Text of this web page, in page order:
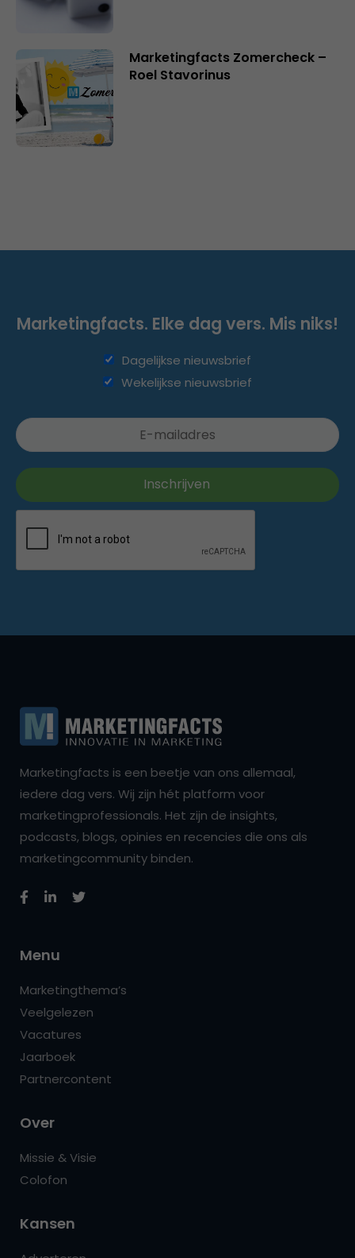
Marketingfacts Zomercheck –
Roel Stavorinus
Marketingfacts. Elke dag vers. Mis niks!
Dagelijkse nieuwsbrief
Wekelijkse nieuwsbrief
Marketingfacts is een beetje van ons allemaal,
iedere dag vers. Wij zijn hét platform voor
marketingprofessionals. Het zijn de insights,
podcasts, blogs, opinies en recencies die ons als
marketingcommunity binden.
Menu
Marketingthema’s
Veelgelezen
Vacatures
Jaarboek
Partnercontent
Over
Missie & Visie
Colofon
Kansen